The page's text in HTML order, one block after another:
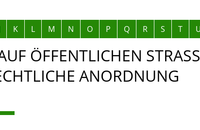
K L M N O P Q R S T
ÖFFENTLICHEN
ANORDNUNG B